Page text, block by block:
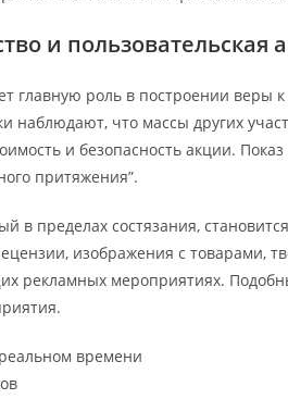
и пользовательская
главную роль в построении веры
наблюдают, что массы других
и безопасность акции.
притяжения”.
в пределах состязания,
изображения с товарами,
рекламных мероприятиях.
времени